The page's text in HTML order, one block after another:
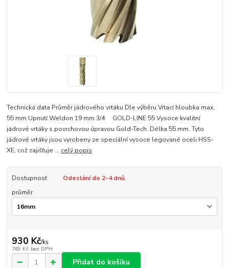
Technická data Průměr jádrového vrtáku Dle výběru Vrtací hloubka max.
55 mm Upnutí Weldon 19 mm 3/4 GOLD-LINE 55 Vysoce kvalitní
jádrové vrtáky s povrchovou úpravou Gold-Tech. Délka 55 mm. Tyto
jádrové vrtáky jsou vyrobeny ze speciální vysoce legované oceli HSS-
XE, což zajišťuje ... celý popis
Dostupnost
Odeslání do 2-4 dnů
průměr
930 Kč/ks
769 Kč bez DPH
Přidat do košíku